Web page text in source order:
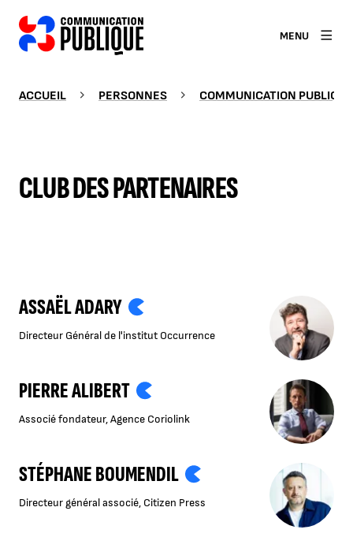
MENU
ACCUEIL PERSONNES COMMUNICATION PUBLIQUE
CLUB DES PARTENAIRES
ASSAËL ADARY
Directeur Général de l'institut Occurrence
PIERRE ALIBERT
Associé fondateur, Agence Coriolink
STÉPHANE BOUMENDIL
Directeur général associé, Citizen Press